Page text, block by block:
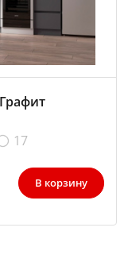
17
В корзину